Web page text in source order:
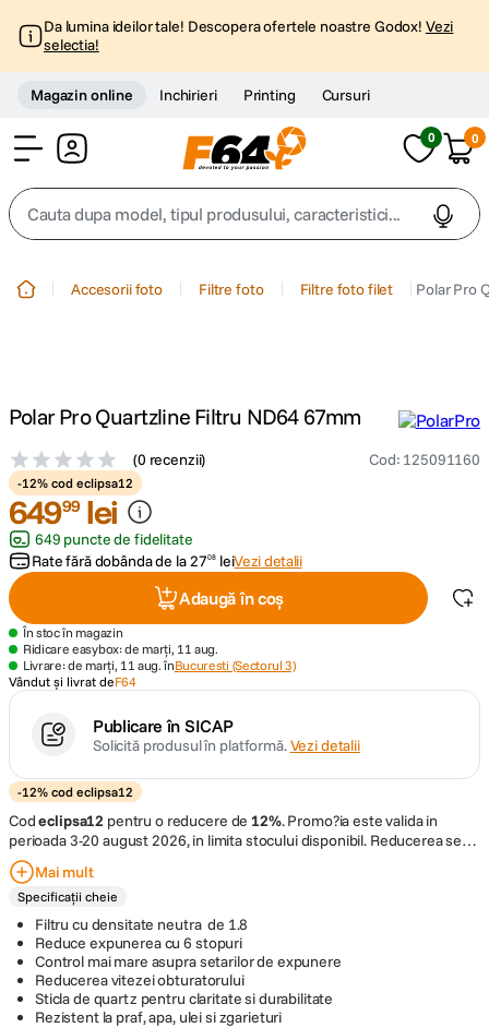
Da lumina ideilor tale! Descopera ofertele noastre Godox! Vezi
selectia!
Magazin online Inchirieri Printing Cursuri
0 0
Cauta dupa model, tipul produsului, caracteristici...
trepied telefon
4. peak design
5. canon sx740 hs
7. card memorie
8. ulanzi
9. insta 360
10. godox
Accesorii foto Filtre foto Filtre foto filet Polar Pro
Polar Pro Quartzline Filtru ND64 67mm
(0 recenzii) Cod: 125091160
-12% cod eclipsa12
64999 lei
649 puncte de fidelitate
Rate fără dobânda de la2708 leiVezi detalii
Adaugă în coș
În stoc în magazin
Ridicare easybox: de marți, 11 aug.
Livrare: de marți, 11 aug. înBucuresti (Sectorul 3)
Vândut și livrat deF64
Publicare în SICAP
Solicită produsul în platformă.Vezi detalii
-12% cod eclipsa12
Codeclipsa12 pentru o reducere de 12%.Promo?ia este valida in
perioada 3-20 august 2026, in limita stocului disponibil. Reducerea se
aplica exclusiv produselor marcate cu "
conditionata de utilizarea codului de discount
cumparaturi, inainte de finalizarea comenzii. Acest cod ofera o reducere
de 12%din pretul afisat al produselor eligibile. Promotia nu se
cumuleaza cu alte oferte, discount-uri sau vouchere. Compania isi
rezerva dreptul de a modifica sau anula promotia in orice moment, fara
o notificare prealabila.
Mai mult
Specificații cheie
Filtru cu densitate neutra de 1.8
Reduce expunerea cu 6 stopuri
Control mai mare asupra setarilor de expunere
Reducerea vitezei obturatorului
Sticla de quartz pentru claritate si durabilitate
Rezistent la praf, apa, ulei si zgarieturi